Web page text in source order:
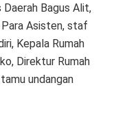
Bagus Alit,
Asisten, staf
Kepala Rumah
Direktur Rumah
undangan